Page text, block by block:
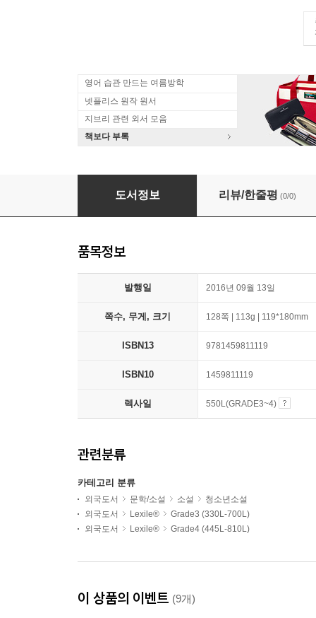
영어 습관 만드는 여름방학
넷플리스 원작 원서
지브리 관련 외서 모음
책보다 부록
High Note
도서정보 리뷰/한줄평 (0/0)
품목정보
발행일 2016년 09월 13일
쪽수, 무게, 크기 128쪽 | 113g | 119*180mm
ISBN13 9781459811119
ISBN10 1459811119
렉사일 550L(GRADE3~4)
관련분류
카테고리 분류
외국도서 문학/소설 소설
청소년소설
외국도서
Lexile®
Grade3 (330L-700L)
외국도서
Lexile® Grade4 (445L-810L)
이 상품의 이벤트 (9개)